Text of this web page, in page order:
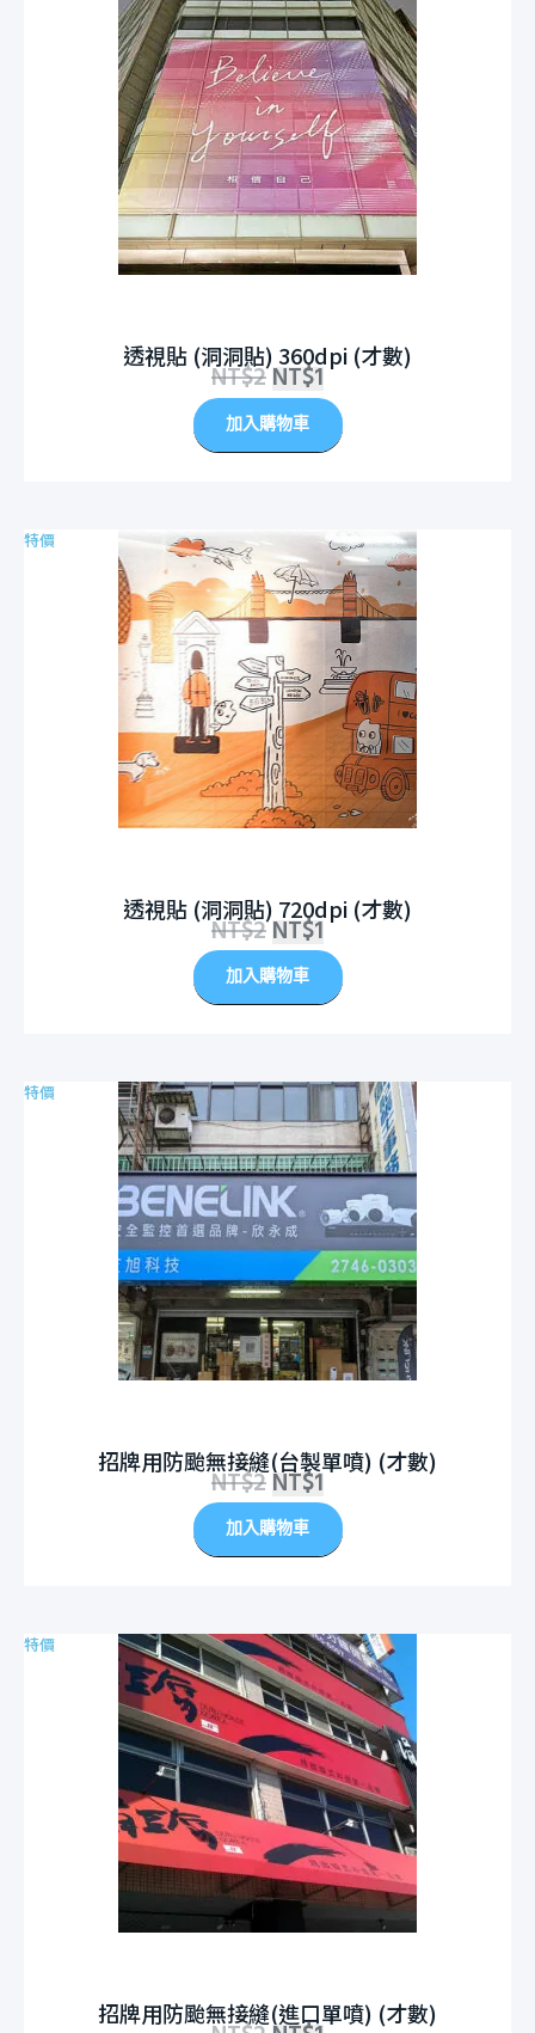
透視貼 (洞洞貼) 360dpi (才數)
NT$2NT$1
加入購物車
特價
透視貼 (洞洞貼) 720dpi (才數)
NT$2NT$1
加入購物車
特價
招牌用防颱無接縫(台製單噴) (才數)
NT$2NT$1
加入購物車
特價
招牌用防颱無接縫(進口單噴) (才數)